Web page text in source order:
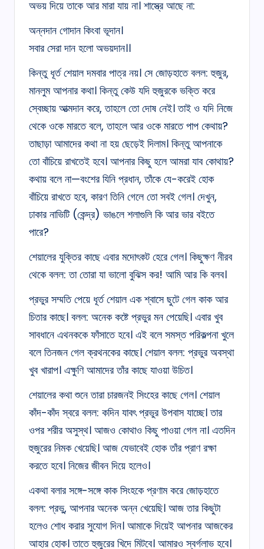
অভয় দিয়ে তাকে আর মারা যায় না। শাস্ত্রে আছে না:
অন্নদান গোদান কিংবা ভূদান।
সবার সেরা দান হলো অভয়দান।।
কিন্তু ধূর্ত শেয়াল দমবার পাত্র নয়। সে জোড়হাতে বলল: হুজুর,
মানলুম আপনার কথা। কিন্তু কেউ যদি হুজুরকে ভক্তি করে
স্বেচ্ছায় আত্মদান করে, তাহলে তো দোষ নেই। তাই ও যদি নিজে
থেকে ওকে মারতে বলে, তাহলে আর ওকে মারতে পাপ কেথায়?
তাছাড়া আমাদের কথা না হয় ছেড়েই দিলাম। কিন্তু আপনাকে
তো বাঁচিয়ে রাখতেই হবে। আপনার কিছু হলে আমরা যাব কোথায়?
কথায় বলে না—বংশের যিনি প্রধান, তাঁকে যে-করেই হোক
বাঁচিয়ে রাখতে হবে, কারণ তিনি গেলে তো সবই গেল। দেখুন,
ঢাকার নাভিটি (কেন্দ্র) ভাঙলে শলাগুলি কি আর ভার বইতে
পারে?
শেয়ালের যুক্তির কাছে এবার মদোৎকট হেরে গেল। কিছুক্ষণ নীরব
থেকে বলল: তা তোরা যা ভালো বুঝিস কর! আমি আর কি বলব।
প্রভুর সম্মতি পেয়ে ধূর্ত শেয়াল এক শ্বাসে ছুটে গেল কাক আর
চিতার কাছে। বলল: অনেক কষ্টে প্রভুর মন পেয়েছি। এবার খুব
সাবধানে এথনককে ফাঁসাতে হবে। এই বলে সমস্ত পরিকল্পনা খুলে
বলে তিনজন গেল ক্রথনকের কাছে। শেয়াল বলল: প্রভুর অবস্থা
খুব খারাপ। এক্ষুণি আমাদের তাঁর কাছে যাওয়া উচিত।
শেয়ালের কথা শুনে তারা চারজনই সিংহের কাছে গেল। শেয়াল
কাঁদ-কাঁদ স্বরে বলল: কদিন যাবৎ প্রভুর উপবাস যাচ্ছে। তার
ওপর শরীর অসুস্থ। আজও কোথাও কিছু পাওয়া গেল না। এতদিন
হুজুরের নিমক খেয়েছি। আজ যেভাবেই হোক তাঁর প্রাণ রক্ষা
করতে হবে। নিজের জীবন দিয়ে হলেও।
একথা বলার সঙ্গে-সঙ্গে কাক সিংহকে প্রণাম করে জোড়হাতে
বলল: প্রভু, আপনার অনেক অন্ন খেয়েছি। আজ তার কিছুটা
হলেও শোধ করার সুযোগ দিন। আমাকে দিয়েই আপনার আজকের
আহার হোক। তাতে হুজুরের খিদে মিটবে। আমারও স্বর্গলাভ হবে।